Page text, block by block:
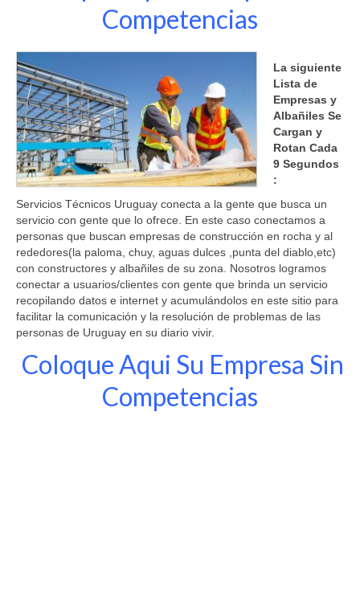
Constructor Albañil
Competencias
La siguiente
Lista de
Empresas y
Albañiles Se
Cargan y
Rotan Cada
9 Segundos
:
Servicios Técnicos Uruguay conecta a la gente que busca un
servicio con gente que lo ofrece. En este caso conectamos a
personas que buscan empresas de construcción en rocha y al
rededores(la paloma, chuy, aguas dulces ,punta del diablo,etc)
con constructores y albañiles de su zona. Nosotros logramos
conectar a usuarios/clientes con gente que brinda un servicio
recopilando datos e internet y acumulándolos en este sitio para
facilitar la comunicación y la resolución de problemas de las
personas de Uruguay en su diario vivir.
Coloque Aqui Su Empresa Sin
Competencias